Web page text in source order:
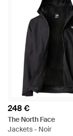
248 €
The North Face
Jackets - Noir